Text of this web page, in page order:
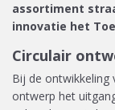
assortiment
innovatie het
Circulair
Bij de ontwikkeling
ontwerp het